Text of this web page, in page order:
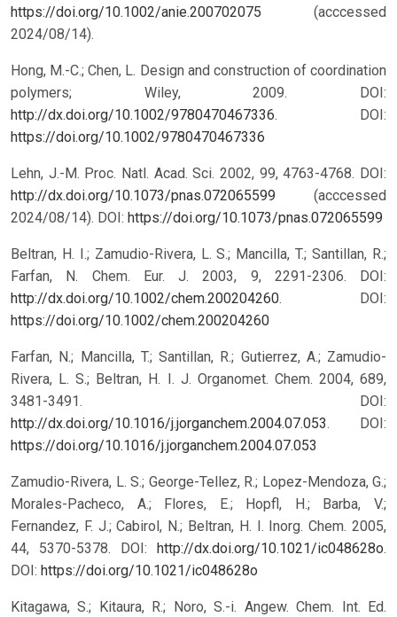
https://doi.org/10.1002/anie.200702075 (acccessed
2024/08/14).
Hong, M.-C.; Chen, L. Design and construction of coordination
polymers; Wiley, 2009. DOI:
http://dx.doi.org/10.1002/9780470467336. DOI:
https://doi.org/10.1002/9780470467336
Lehn, J.-M. Proc. Natl. Acad. Sci. 2002, 99, 4763-4768. DOI:
http://dx.doi.org/10.1073/pnas.072065599 (acccessed
2024/08/14). DOI: https://doi.org/10.1073/pnas.072065599
Beltran, H. I.; Zamudio-Rivera, L. S.; Mancilla, T.; Santillan, R.;
Farfan, N. Chem. Eur. J. 2003, 9, 2291-2306. DOI:
http://dx.doi.org/10.1002/chem.200204260. DOI:
https://doi.org/10.1002/chem.200204260
Farfan, N.; Mancilla, T.; Santillan, R.; Gutierrez, A.; Zamudio-
Rivera, L. S.; Beltran, H. I. J. Organomet. Chem. 2004, 689,
3481-3491. DOI:
http://dx.doi.org/10.1016/j.jorganchem.2004.07.053. DOI:
https://doi.org/10.1016/j.jorganchem.2004.07.053
Zamudio-Rivera, L. S.; George-Tellez, R.; Lopez-Mendoza, G.;
Morales-Pacheco, A.; Flores, E.; Hopfl, H.; Barba, V.;
Fernandez, F. J.; Cabirol, N.; Beltran, H. I. Inorg. Chem. 2005,
44, 5370-5378. DOI: http://dx.doi.org/10.1021/ic048628o.
DOI: https://doi.org/10.1021/ic048628o
Kitagawa, S.; Kitaura, R.; Noro, S.-i. Angew. Chem. Int. Ed.